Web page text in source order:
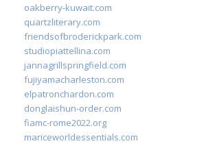
oakberry-kuwait.com
quartzliterary.com
friendsofbroderickpark.com
studiopiattellina.com
jannagrillspringfield.com
fujiyamacharleston.com
elpatronchardon.com
donglaishun-order.com
fiamc-rome2022.org
mariceworldessentials.com